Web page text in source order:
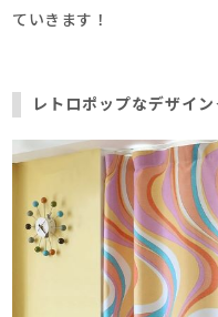
ていきます！
レトロポップなデザイ